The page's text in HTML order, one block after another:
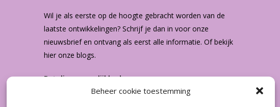
Beheer cookie toestemming
Wil je als eerste op de hoogte gebracht worden van de
laatste ontwikkelingen? Schrijf je dan in voor onze
nieuwsbriefen ontvang als eerst alle informatie. Of bekijk
hier onzeblogs.
Betalingsmogelijkheden